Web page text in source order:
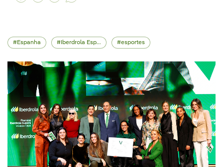
Espanha Iberdrola España esportes